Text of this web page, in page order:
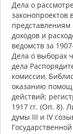
Дела о
законопроектов
представлениям
доходов и
ведомств за
Дела о выборах
дела
комиссии,
оказанию
действий;
1917 гг. (Оп. 8).
думы III и IV